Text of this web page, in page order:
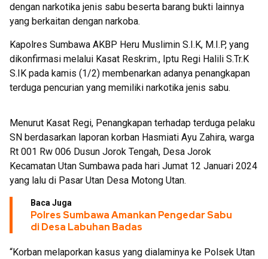
dengan narkotika jenis sabu beserta barang bukti lainnya
yang berkaitan dengan narkoba.
Kapolres Sumbawa AKBP Heru Muslimin S.I.K, M.I.P, yang
dikonfirmasi melalui Kasat Reskrim., Iptu Regi Halili S.Tr.K
S.IK pada kamis (1/2) membenarkan adanya penangkapan
terduga pencurian yang memiliki narkotika jenis sabu.
Menurut Kasat Regi, Penangkapan terhadap terduga pelaku
SN berdasarkan laporan korban Hasmiati Ayu Zahira, warga
Rt 001 Rw 006 Dusun Jorok Tengah, Desa Jorok
Kecamatan Utan Sumbawa pada hari Jumat 12 Januari 2024
yang lalu di Pasar Utan Desa Motong Utan.
Baca Juga
Polres Sumbawa Amankan Pengedar Sabu
di Desa Labuhan Badas
“Korban melaporkan kasus yang dialaminya ke Polsek Utan